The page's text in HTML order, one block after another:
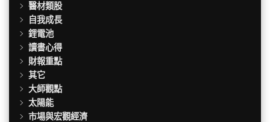
醫材類股
自我成長
鋰電池
讀書心得
財報重點
其它
大師觀點
太陽能
市場與宏觀經濟